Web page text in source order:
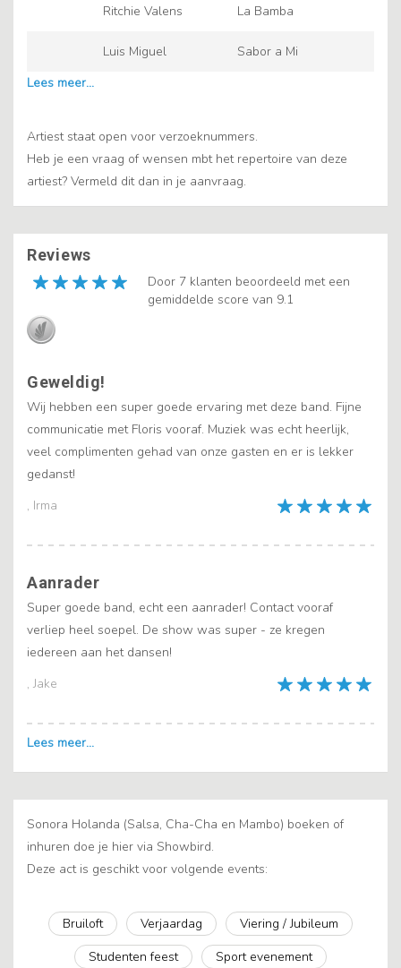
Ritchie Valens
La Bamba
Luis Miguel Sabor a Mi
Artiest staat open voor verzoeknummers.
Heb je een vraag of wensen mbt het repertoire van deze
artiest? Vermeld dit dan in je aanvraag.
Reviews
Door 7 klanten beoordeeld met een
gemiddelde score van 9.1
, Irma
Geweldig!
Wij hebben een super goede ervaring met deze band. Fijne
communicatie met Floris vooraf. Muziek was echt heerlijk,
veel complimenten gehad van onze gasten en er is lekker
gedanst!
, Jake
Aanrader
Super goede band, echt een aanrader! Contact vooraf
verliep heel soepel. De show was super - ze kregen
iedereen aan het dansen!
Sonora Holanda (Salsa, Cha-Cha en Mambo) boeken of
inhuren doe je hier via Showbird.
Deze act is geschikt voor volgende events:
Bruiloft Verjaardag
Viering / Jubileum
Studenten feest
Sport evenement